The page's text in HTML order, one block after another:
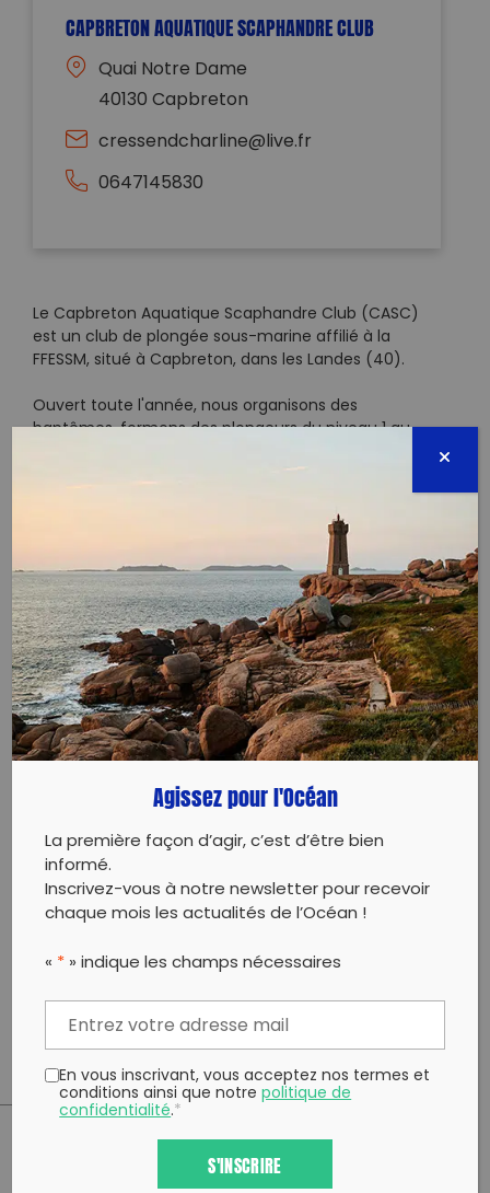
CAPBRETON AQUATIQUE SCAPHANDRE CLUB
Quai Notre Dame
40130 Capbreton
cressendcharline@live.fr
0647145830
Le Capbreton Aquatique Scaphandre Club (CASC)
est un club de plongée sous-marine affilié à la
FFESSM, situé à Capbreton, dans les Landes (40).
Ouvert toute l'année, nous organisons des
baptêmes, formons des plongeurs du niveau 1 au
d'exploration pour les plongeurs confirmés.
TERMINÉE
JOURNÉE DE SENSIBILISATION ET DE COLLECTE
DE DÉCHETS- CAPBRETON 2025
COLLECTE DE DÉCHETS
28/06/2025 - 10:00 à 20:30
40130 Capbreton
PARTAGER CET ARTICLE:
Agissez pour l'Océan
La première façon d’agir, c’est d’être bien
informé.
Inscrivez-vous à notre newsletter pour recevoir
chaque mois les actualités de l’Océan !
« * » indique les champs nécessaires
En vous inscrivant, vous acceptez nos termes et
conditions ainsi que notrepolitique de
confidentialité.*
S'INSCRIRE